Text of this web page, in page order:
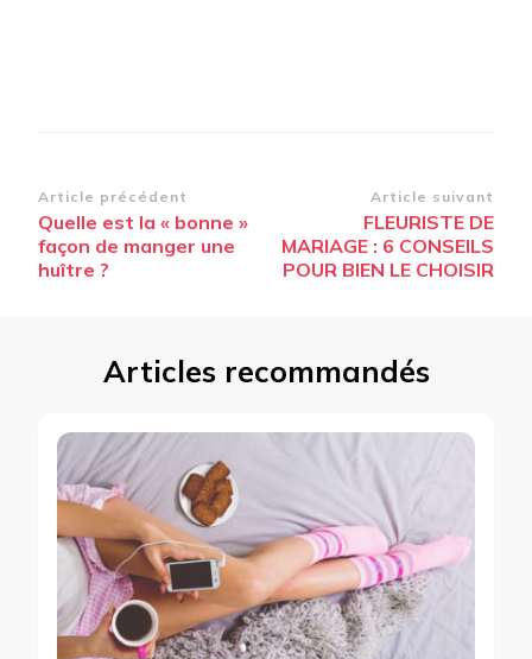
Navigation
d’article
Article précédent
Quelle est la « bonne »
façon de manger une
huître ?
Article suivant
FLEURISTE DE
MARIAGE : 6 CONSEILS
POUR BIEN LE CHOISIR
Articles recommandés